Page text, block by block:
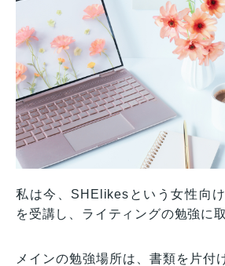
私は今、SHElikesという女性向
を受講し、ライティングの勉強に
メインの勉強場所は、書類を片付